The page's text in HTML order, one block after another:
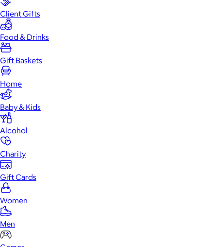
Client Gifts
Food & Drinks
Gift Baskets
Home
Baby & Kids
Alcohol
Charity
Gift Cards
Women
Men